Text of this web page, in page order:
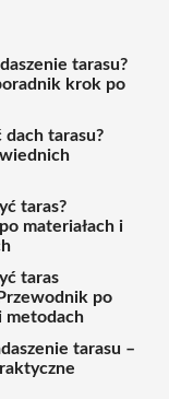
tarasu?
krok po
dach tarasu?
taras?
materiałach i
taras
po
metodach
tarasu –